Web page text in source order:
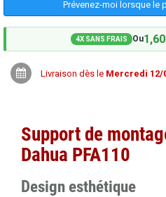
Prévenez-moi lorsque le
4X SANS FRAIS Ou
Livraison dès le Mercredi 12/
Support de
Dahua PFA110
Design esthétique